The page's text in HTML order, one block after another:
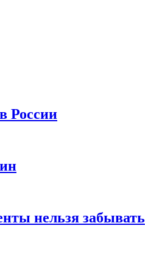
России
нельзя забывать